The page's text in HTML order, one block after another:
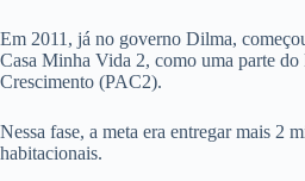
Em 2011, já no governo Dilma,
Casa Minha Vida 2, como uma parte do
Crescimento (PAC2).
Nessa fase, a meta era entregar mais 2
habitacionais.